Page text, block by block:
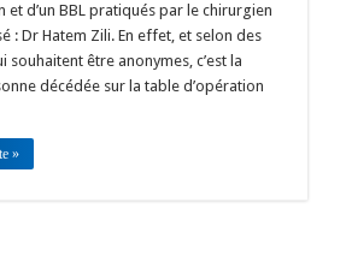
et d’un BBL pratiqués par le chirurgien
: Dr Hatem Zili. En effet, et selon des
souhaitent être anonymes, c’est la
décédée sur la table d’opération
»